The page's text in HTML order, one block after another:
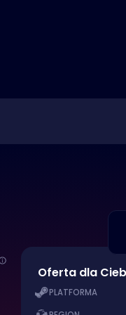
Oferta dla
PLATFORMA